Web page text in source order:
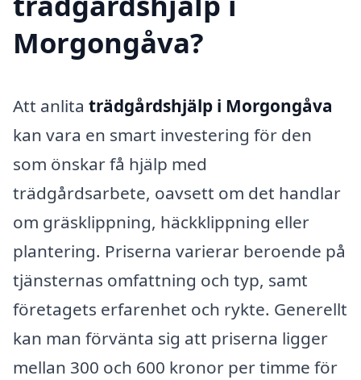
Morgongåva?
Att anlita trädgårdshjälp i Morgongåva
kan vara en smart investering för den
som önskar få hjälp med
trädgårdsarbete, oavsett om det handlar
om gräsklippning, häckklippning eller
plantering. Priserna varierar beroende på
tjänsternas omfattning och typ, samt
företagets erfarenhet och rykte. Generellt
kan man förvänta sig att priserna ligger
mellan 300 och 600 kronor per timme för